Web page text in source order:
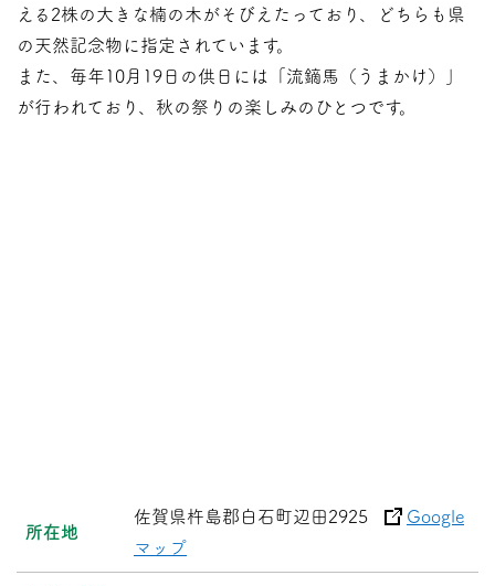
える2株の大きな楠の木がそびえたっており、どちらも県
の天然記念物に指定されています。
また、毎年10月19日の供日には「流鏑馬（うまかけ）」
が行われており、秋の祭りの楽しみのひとつです。
所在地
佐賀県杵島郡白石町辺田2925
Google
マップ